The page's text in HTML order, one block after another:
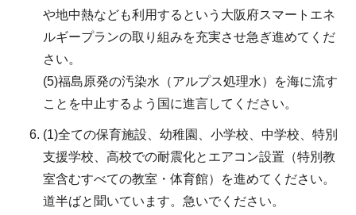
や地中熱なども利用するという大阪府スマートエネ
ルギープランの取り組みを充実させ急ぎ進めてくだ
さい。
(5)福島原発の汚染水（アルプス処理水）を海に流す
ことを中止するよう国に進言してください。
(1)全ての保育施設、幼稚園、小学校、中学校、特別
支援学校、高校での耐震化とエアコン設置（特別教
室含むすべての教室・体育館）を進めてください。
道半ばと聞いています。急いでください。